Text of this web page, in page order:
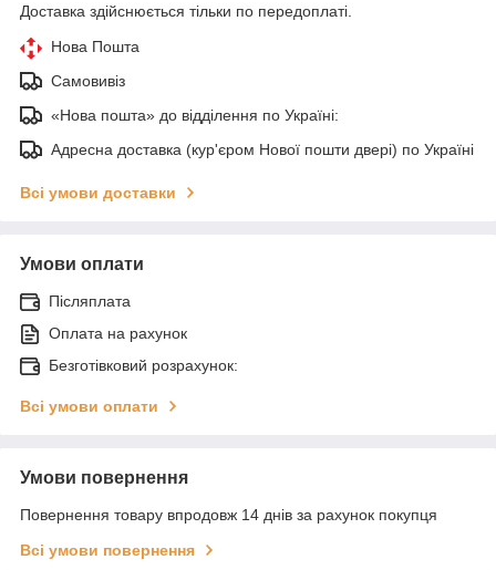
Доставка здійснюється тільки по передоплаті.
Нова Пошта
Самовивіз
«Нова пошта» до відділення по Україні:
Адресна доставка (кур'єром Нової пошти двері) по Україні
Всі умови доставки
Умови оплати
Післяплата
Оплата на рахунок
Безготівковий розрахунок:
Всі умови оплати
Умови повернення
Повернення товару впродовж 14 днів за рахунок покупця
Всі умови повернення